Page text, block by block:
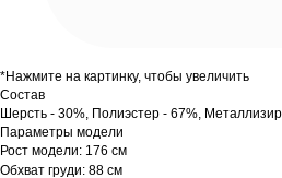
*Нажмите на картинку, чтобы увеличить
Состав
Шерсть - 30%, Полиэстер - 67%,
Параметры модели
Рост модели: 176 см
Обхват груди: 88 см